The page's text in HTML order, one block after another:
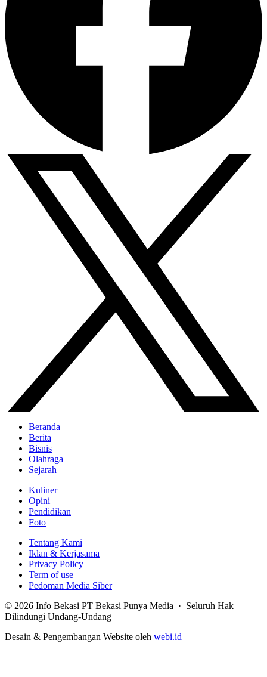
Beranda
Berita
Bisnis
Olahraga
Sejarah
Kuliner
Opini
Pendidikan
Foto
Tentang Kami
Iklan & Kerjasama
Privacy Policy
Term of use
Pedoman Media Siber
© 2026 Info Bekasi PT Bekasi Punya Media · Seluruh Hak
Dilindungi Undang-Undang
Desain & Pengembangan Website oleh webi.id